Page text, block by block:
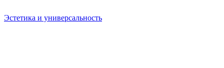
Эстетика и универсальность